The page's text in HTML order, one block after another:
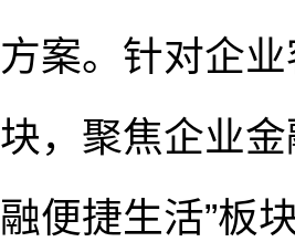
方案。针对企
块，聚焦企业
融便捷生活”板